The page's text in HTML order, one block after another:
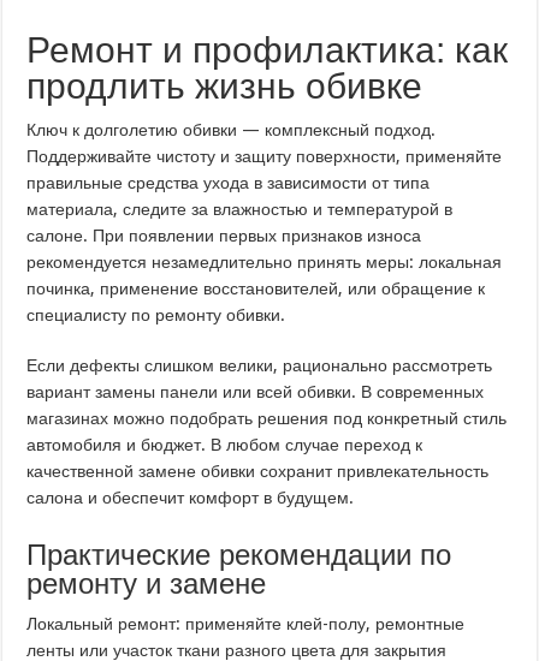
Ремонт и профилактика: как
продлить жизнь обивке
Ключ к долголетию обивки — комплексный подход.
Поддерживайте чистоту и защиту поверхности, применяйте
правильные средства ухода в зависимости от типа
материала, следите за влажностью и температурой в
салоне. При появлении первых признаков износа
рекомендуется незамедлительно принять меры: локальная
починка, применение восстановителей, или обращение к
специалисту по ремонту обивки.
Если дефекты слишком велики, рационально рассмотреть
вариант замены панели или всей обивки. В современных
магазинах можно подобрать решения под конкретный стиль
автомобиля и бюджет. В любом случае переход к
качественной замене обивки сохранит привлекательность
салона и обеспечит комфорт в будущем.
Практические рекомендации по
ремонту и замене
Локальный ремонт: применяйте клей-полу, ремонтные
ленты или участок ткани разного цвета для закрытия